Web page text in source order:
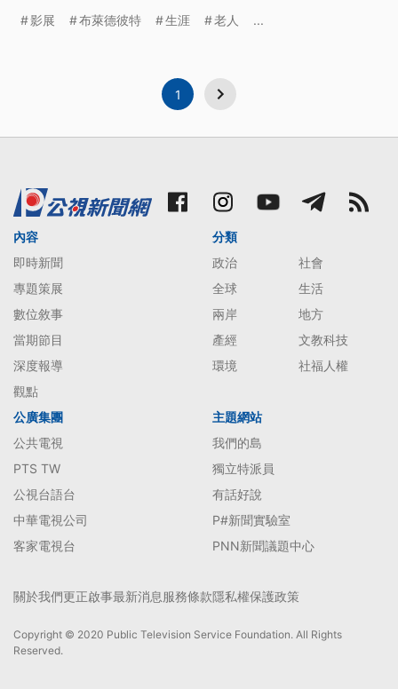
人與槍」時表示，這將是他的息影之作，以演員的身
影展 布萊德彼特 生涯 老人 ...
1
內容
即時新聞
專題策展
數位敘事
當期節目
深度報導
觀點
分類
政治
社會
全球
生活
兩岸
地方
產經
文教科技
環境
社福人權
公廣集團
公共電視
PTS TW
公視台語台
中華電視公司
客家電視台
主題網站
我們的島
獨立特派員
有話好說
P#新聞實驗室
PNN新聞議題中心
關於我們更正啟事最新消息服務條款隱私權保護政策
Copyright © 2020 Public Television Service Foundation. All Rights
Reserved.